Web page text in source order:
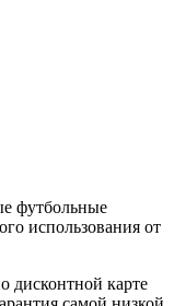
футбольные
использования от
дисконтной карте